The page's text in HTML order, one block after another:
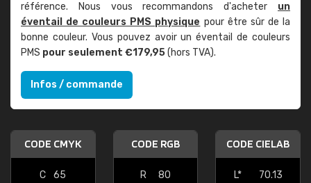
référence. Nous vous recommandons d'acheter un
éventail de couleurs PMS physique pour être sûr de la
bonne couleur. Vous pouvez avoir un éventail de couleurs
PMS pour seulement €179,95(hors TVA).
Infos / commande
CODE CMYK
C
65
CODE RGB
R
80
CODE CIELAB
L*
70.13